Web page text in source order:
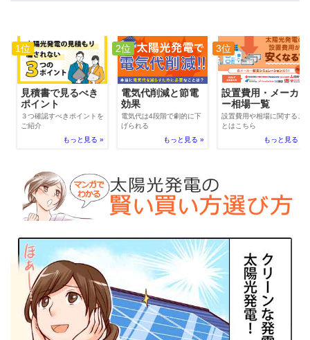
1位
見積書で見るべき
ポイント
３つ確認すべきポイントを
ご紹介
もっと見る »
2位
電気代削減と節電
効果
電気代は4段階で劇的に下
げられる
もっと見る »
3位
設置費用・メーカ
ー相場一覧
設置費用や相場に関するこ
とはこちら
もっと見る »